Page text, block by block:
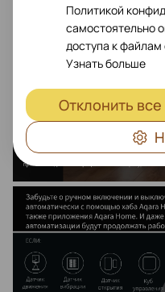
Политикой
самостоятельно
доступа к
Узнать больше
Отклонить все